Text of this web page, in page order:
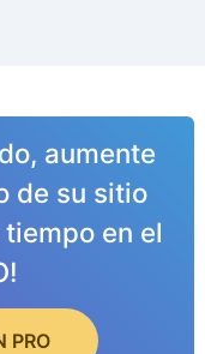
aumente
de su sitio
en el
PRO